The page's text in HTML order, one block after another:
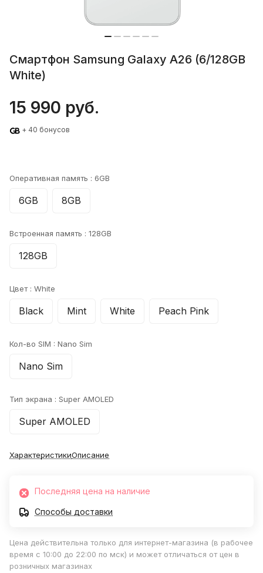
Смартфон Samsung Galaxy A26 (6/128GB
White)
15 990 руб.
+ 40 бонусов
Оперативная память : 6GB
6GB 8GB
Встроенная память : 128GB
128GB
Цвет : White
Black Mint White Peach Pink
Кол-во SIM : Nano Sim
Nano Sim
Тип экрана : Super AMOLED
Super AMOLED
ХарактеристикиОписание
Последняя цена на наличие
Способы доставки
Цена действительна только для интернет-магазина (в рабочее
время с 10:00 до 22:00 по мск) и может отличаться от цен в
розничных магазинах